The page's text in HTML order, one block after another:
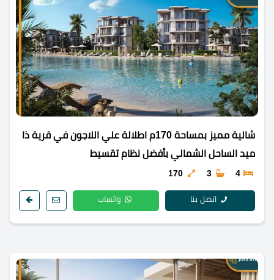
شالية مميز بمساحة 170م اطلالة علي اللاجون في قرية ذا
ميد الساحل الشمالي بأفضل نظام تقسيط
4
3
170
اتصل بنا واتساب